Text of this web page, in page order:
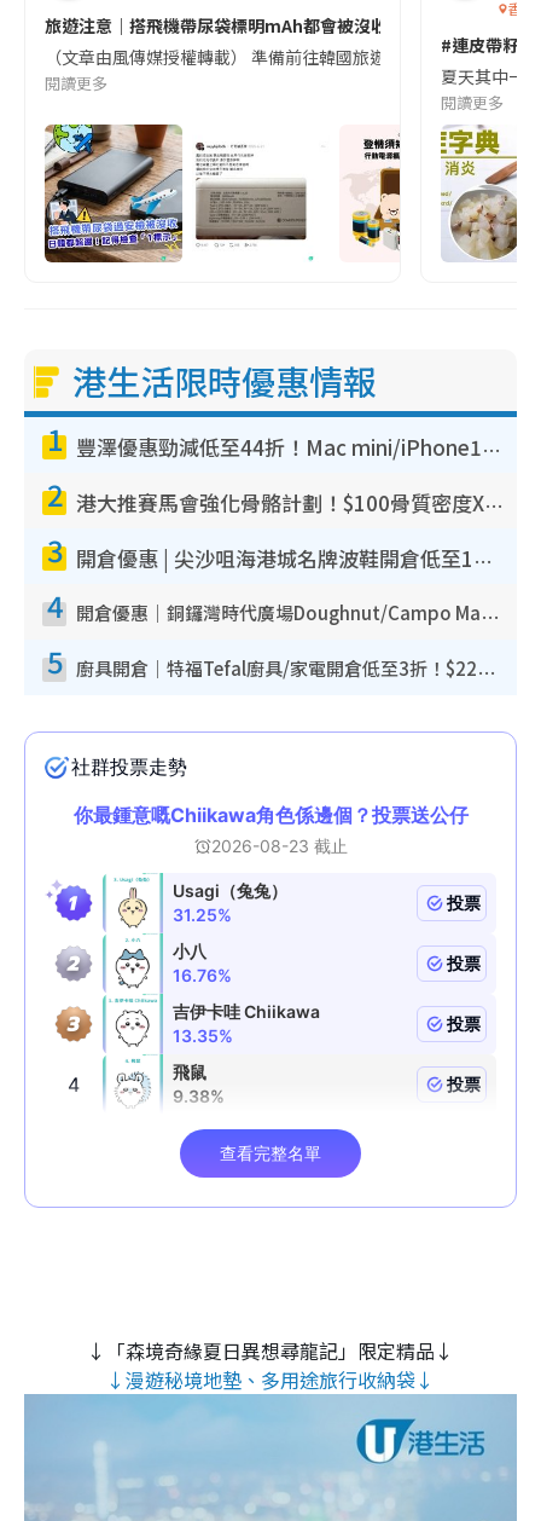
旅遊注意｜搭飛機帶尿袋標明mAh都會被沒收😱出發前切記檢查
（文章由風傳媒授權轉載） 準備前往韓國旅遊的民眾，近期要
閱讀更多
香港
#連皮帶籽
夏天其中一
閱讀更多
港生活限時優惠情報
1 豐澤優惠勁減低至44折！Mac mini/iPhone17Pro大減價！廚房家電$220起
2 港大推賽馬會強化骨骼計劃！$100骨質密度X光檢查 完成免費運動訓練送超市禮券！附參加資格
3 開倉優惠 | 尖沙咀海港城名牌波鞋開倉低至1折！On鞋$899起／Joy&Peace鞋履$98起
4 開倉優惠｜銅鑼灣時代廣場Doughnut/Campo Marzio開倉低至1折！背囊、書包、手袋劈價$200起
5 廚具開倉｜特福Tefal廚具/家電開倉低至3折！$220起買平底鍋/炒鑊/湯煲！電飯煲/吸塵機/燙斗$418起
↓「森境奇緣夏日異想尋龍記」限定精品↓
↓漫遊秘境地墊、多用途旅行收納袋↓